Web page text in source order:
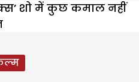
शो में कुछ कमाल नहीं